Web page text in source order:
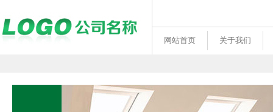
网站首页 关于我们